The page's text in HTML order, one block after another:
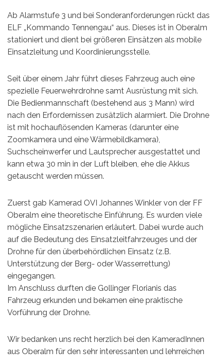
Ab Alarmstufe 3 und bei Sonderanforderungen rückt das
ELF „Kommando Tennengau“ aus. Dieses ist in Oberalm
stationiert und dient bei größeren Einsätzen als mobile
Einsatzleitung und Koordinierungsstelle.
Seit über einem Jahr führt dieses Fahrzeug auch eine
spezielle Feuerwehrdrohne samt Ausrüstung mit sich.
Die Bedienmannschaft (bestehend aus 3 Mann) wird
nach den Erfordernissen zusätzlich alarmiert. Die Drohne
ist mit hochauflösenden Kameras (darunter eine
Zoomkamera und eine Wärmebildkamera),
Suchscheinwerfer und Lautsprecher ausgestattet und
kann etwa 30 min in der Luft bleiben, ehe die Akkus
getauscht werden müssen.
Zuerst gab Kamerad OVI Johannes Winkler von der FF
Oberalm eine theoretische Einführung. Es wurden viele
mögliche Einsatzszenarien erläutert. Dabei wurde auch
auf die Bedeutung des Einsatzleitfahrzeuges und der
Drohne für den überbehördlichen Einsatz (z.B.
Unterstützung der Berg- oder Wasserrettung)
eingegangen.
Im Anschluss durften die Gollinger Florianis das
Fahrzeug erkunden und bekamen eine praktische
Vorführung der Drohne.
Wir bedanken uns recht herzlich bei den KameradInnen
aus Oberalm für den sehr interessanten und lehrreichen